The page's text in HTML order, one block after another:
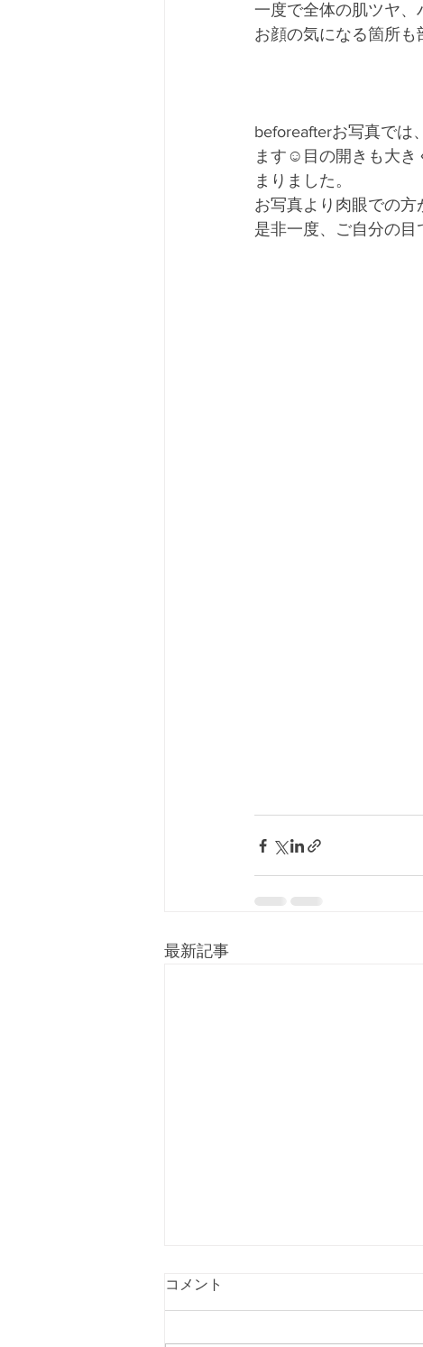
一度で全体の肌ツヤ、
お顔の気になる箇所も
beforeafterお写真では
ます☺️目の開きも大き
まりました。
お写真より肉眼での方
是非一度、ご自分の目
最新記事
コメント